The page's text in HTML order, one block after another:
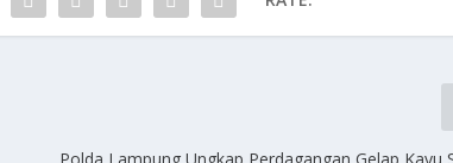
Polda Lampung Ungkap Perdagangan Gelap Kayu